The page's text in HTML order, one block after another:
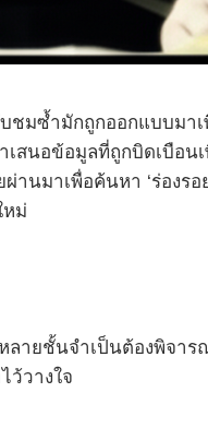
มซ้ำมักถูกออกแบบมาเ
เสนอข้อมูลที่ถูกบิดเบือ
านมาเพื่อค้นหา ‘ร่องร
หม่
ลายชั้นจำเป็นต้องพิจา
ว้วางใจ